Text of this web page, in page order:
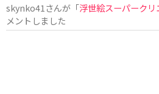
skynko41 さんが「浮世絵スーパーク
メントしました